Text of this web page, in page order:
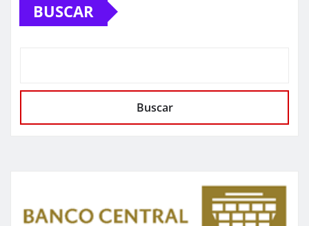
BUSCAR
Buscar